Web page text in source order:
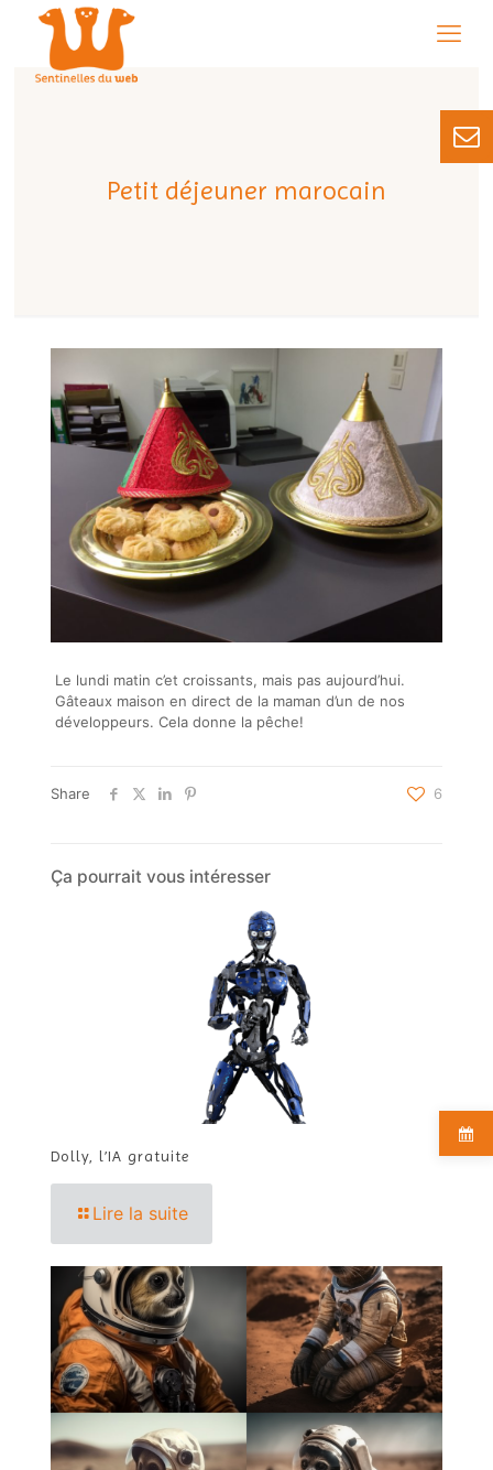
Petit déjeuner marocain
Le lundi matin c’et croissants, mais pas aujourd’hui.
Gâteaux maison en direct de la maman d’un de nos
développeurs. Cela donne la pêche!
Share 6
Ça pourrait vous intéresser
Dolly, l’IA gratuite
Lire la suite